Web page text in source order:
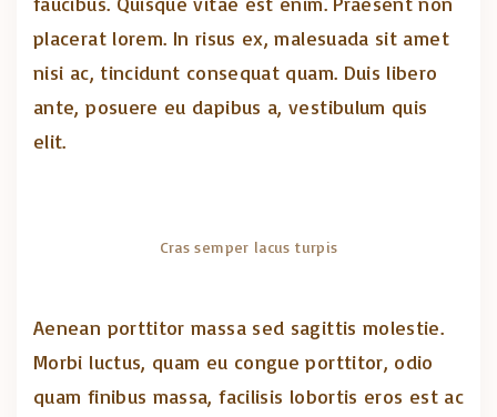
placerat lorem. In risus ex, malesuada sit amet
nisi ac, tincidunt consequat quam. Duis libero
ante, posuere eu dapibus a, vestibulum quis
elit.
Cras semper lacus turpis
Aenean porttitor massa sed sagittis molestie.
Morbi luctus, quam eu congue porttitor, odio
quam finibus massa, facilisis lobortis eros est ac